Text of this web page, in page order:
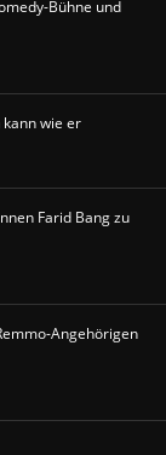
Bühne und
wie er
Farid Bang zu
Angehörigen